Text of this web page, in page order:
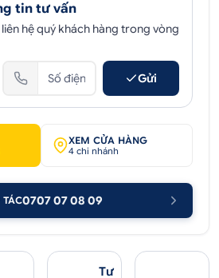
tin tư vấn
hệ quý khách hàng trong vòng
Gửi
XEM CỬA HÀNG
4 chi nhánh
TÁC0707 07 08 09
Tư